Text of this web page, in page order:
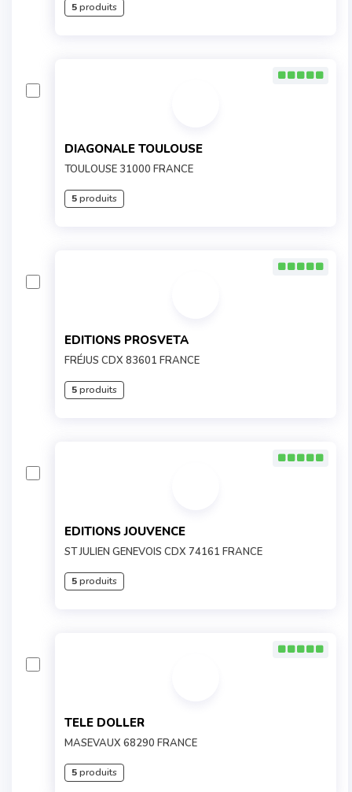
5produits
DIAGONALE TOULOUSE
TOULOUSE 31000 FRANCE
5produits
EDITIONS PROSVETA
FRÉJUS CDX 83601 FRANCE
5produits
EDITIONS JOUVENCE
ST JULIEN GENEVOIS CDX 74161 FRANCE
5produits
TELE DOLLER
MASEVAUX 68290 FRANCE
5produits